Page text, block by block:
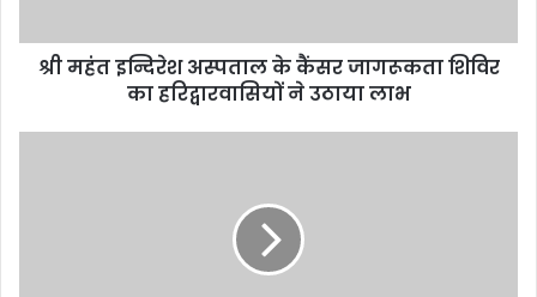
श्री महंत इन्दिरेश अस्पताल के कैंसर जागरूकता शिविर
का हरिद्वारवासियों ने उठाया लाभ